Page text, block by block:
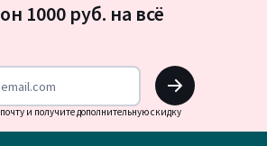
на
1000 руб. на всё
OK
и получите дополнительную скидку